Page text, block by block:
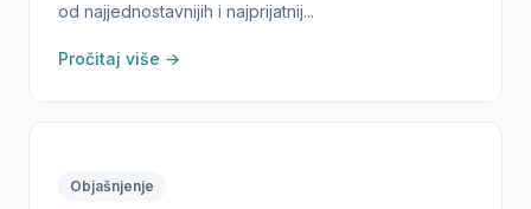
od najjednostavnijih i najprijatnij...
Pročitaj više →
Objašnjenje